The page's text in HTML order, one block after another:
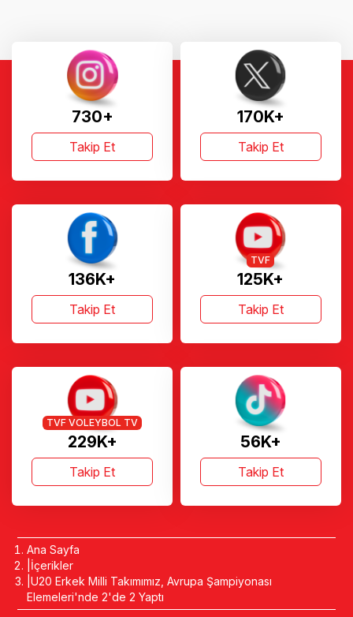
730+
Takip Et
170K+
Takip Et
136K+
Takip Et
125K+
TVF
Takip Et
229K+
TVF VOLEYBOL TV
Takip Et
56K+
Takip Et
Ana Sayfa
İçerikler
U20 Erkek Milli Takımımız, Avrupa Şampiyonası
Elemeleri'nde 2'de 2 Yaptı